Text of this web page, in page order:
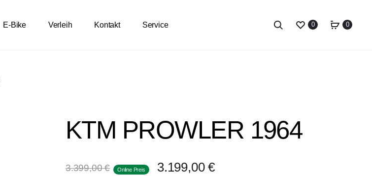
E-Bike Verleih Kontakt Service 0 0
KTM PROWLER 1964
3.399,00€ Online Preis 3.199,00€